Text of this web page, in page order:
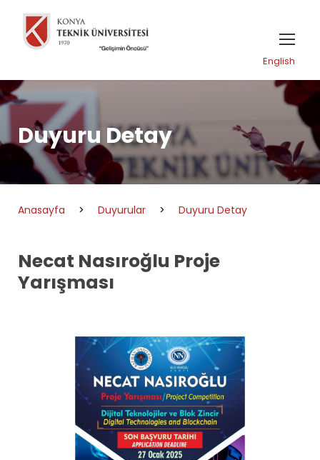
English
Duyuru Detay
Anasayfa > Duyurular > Duyuru Detay
Necat Nasıroğlu Proje
Yarışması